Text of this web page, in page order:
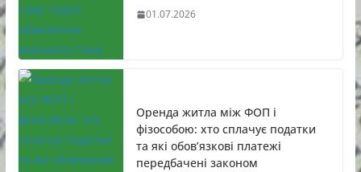
01.07.2026
Оренда житла між ФОП і
фізособою: хто сплачує податки
та які обов’язкові платежі
передбачені законом